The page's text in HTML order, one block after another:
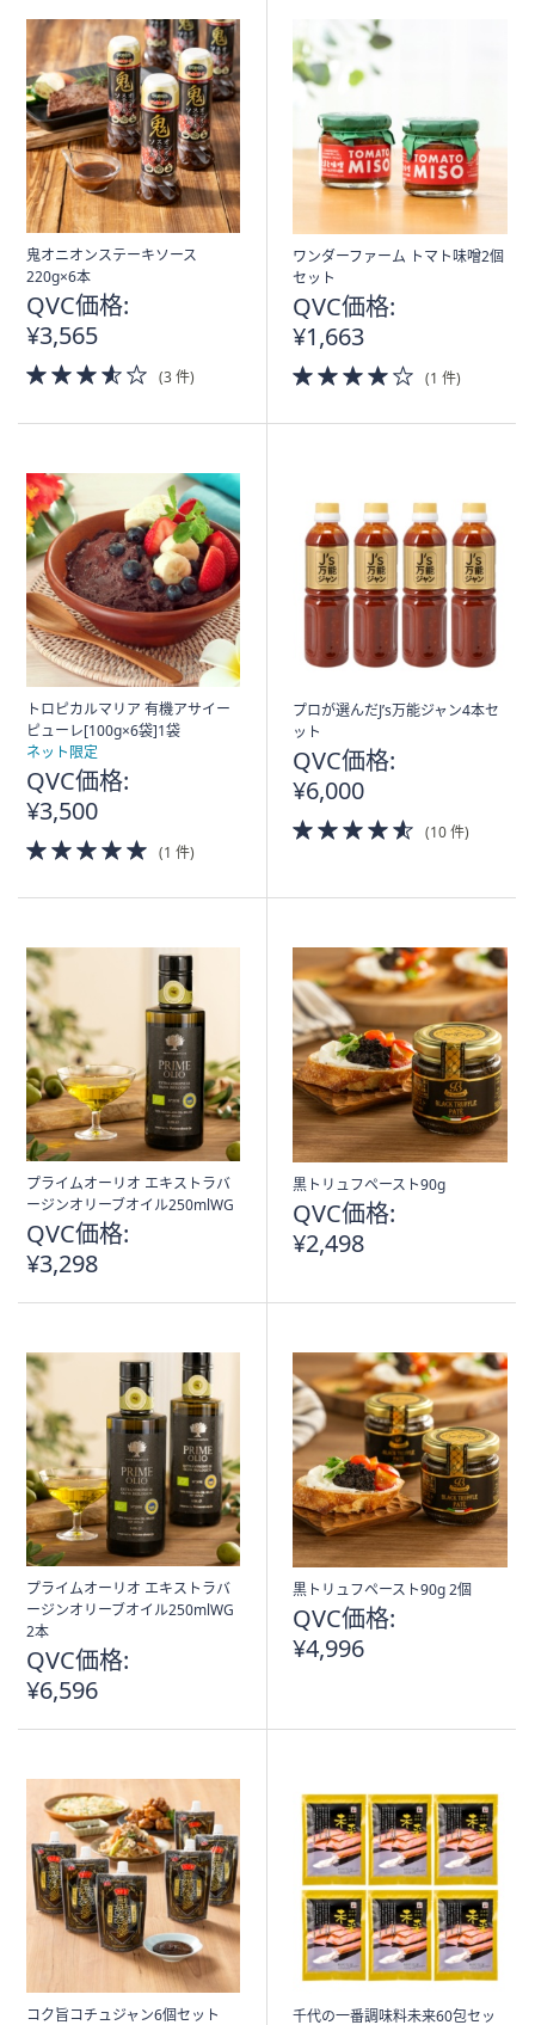
鬼オニオンステーキソース
220g×6本
QVC価格:
¥3,565
3.5
of
(3 件)
ワンダーファーム トマト味噌2個
セット
QVC価格:
¥1,663
4.0
of
(1 件)
トロピカルマリア 有機アサイー
ピューレ[100g×6袋]1袋
ネット限定
QVC価格:
¥3,500
5.0
of
(1 件)
プロが選んだJ’s万能ジャン4本セ
ット
QVC価格:
¥6,000
4.5
of
(10 件)
プライムオーリオ エキストラバ
ージンオリーブオイル250mlWG
QVC価格:
¥3,298
黒トリュフペースト90g
QVC価格:
¥2,498
プライムオーリオ エキストラバ
ージンオリーブオイル250mlWG
2本
QVC価格:
¥6,596
黒トリュフペースト90g 2個
QVC価格:
¥4,996
コク旨コチュジャン6個セット 千代の一番調味料未来60包セッ